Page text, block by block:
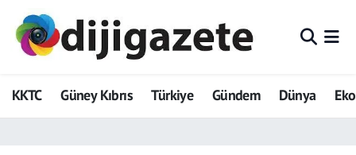
KKTC Güney Kıbrıs Türkiye Gündem Dünya
ADVERTORIAL
Dijigazete
Hava Durumu
Trafik Durumu